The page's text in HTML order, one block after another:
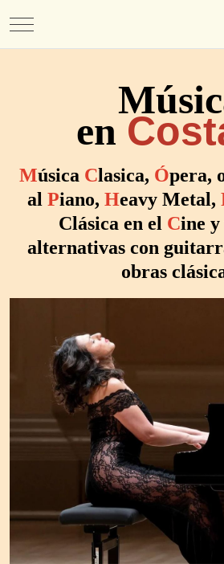
Mobile Menu Toggle
en
Música Clasica, Ópera,
al Piano, Heavy Metal,
Clásica en el Cine y
alternativas con
obras